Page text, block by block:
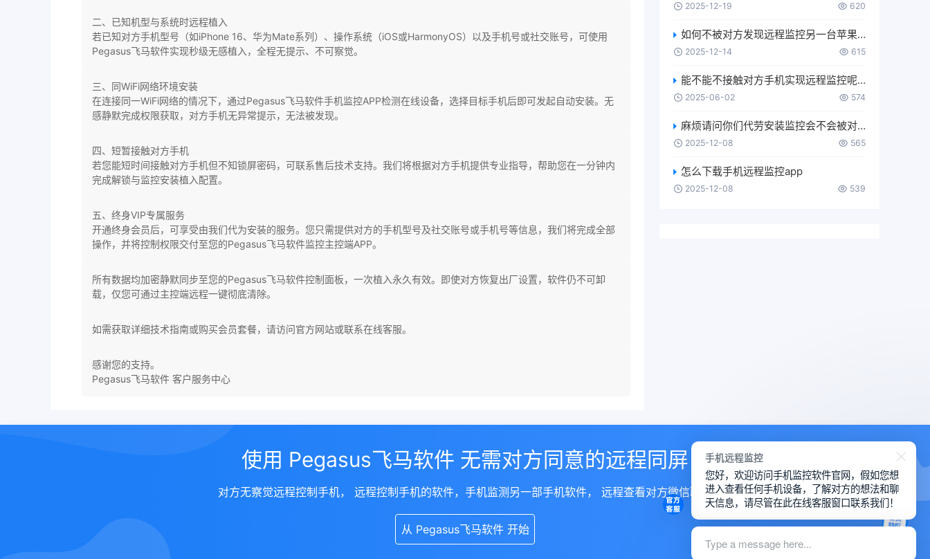
二、已知机型与系统时远程植入
若已知对方手机型号（如iPhone 16、华为Mate系列）、操作系统（iOS或HarmonyOS）以及手机号或社交账号，可使用
Pegasus飞马软件实现秒级无感植入，全程无提示、不可察觉。
三、同WiFi网络环境安装
在连接同一WiFi网络的情况下，通过Pegasus飞马软件手机监控APP检测在线设备，选择目标手机后即可发起自动安装。无
感静默完成权限获取，对方手机无异常提示，无法被发现。
四、短暂接触对方手机
若您能短时间接触对方手机但不知锁屏密码，可联系售后技术支持。我们将根据对方手机提供专业指导，帮助您在一分钟内
完成解锁与监控安装植入配置。
五、终身VIP专属服务
开通终身会员后，可享受由我们代为安装的服务。您只需提供对方的手机型号及社交账号或手机号等信息，我们将完成全部
操作，并将控制权限交付至您的Pegasus飞马软件监控主控端APP。
所有数据均加密静默同步至您的Pegasus飞马软件控制面板，一次植入永久有效。即使对方恢复出厂设置，软件仍不可卸
载，仅您可通过主控端远程一键彻底清除。
如需获取详细技术指南或购买会员套餐，请访问官方网站或联系在线客服。
感谢您的支持。
Pegasus飞马软件 客户服务中心
2025-12-19 620
如何不被对方发现远程监控另一台苹果手机？
2025-12-14 615
能不能不接触对方手机实现远程监控呢？
2025-06-02 574
麻烦请问你们代劳安装监控会不会被对方发现？
2025-12-08 565
怎么下载手机远程监控app
2025-12-08 539
使用 Pegasus飞马软件 无需对方同意的远程同屏
对方无察觉远程控制手机， 远程控制手机的软件，手机监测另一部手机软件， 远程查看对方微信聊天
从 Pegasus飞马软件 开始
手机远程监控
您好，欢迎访问手机监控软件官网，假如您想
进入查看任何手机设备，了解对方的想法和聊
天信息，请尽管在此在线客服窗口联系我们！
Type a message here...